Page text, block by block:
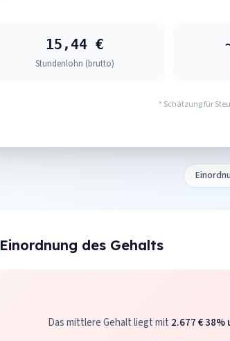
15,44 €
Stundenlohn (brutto)
* Schätzung für
Einordnung des Gehalts
Das mittlere Gehalt liegt mit 2.677 €38%